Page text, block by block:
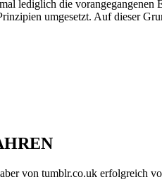
lediglich die
umgesetzt. Auf dieser
von tumblr.co.uk erfolgreich